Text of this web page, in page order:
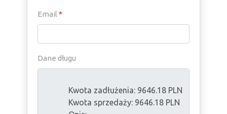
Email*
Dane długu